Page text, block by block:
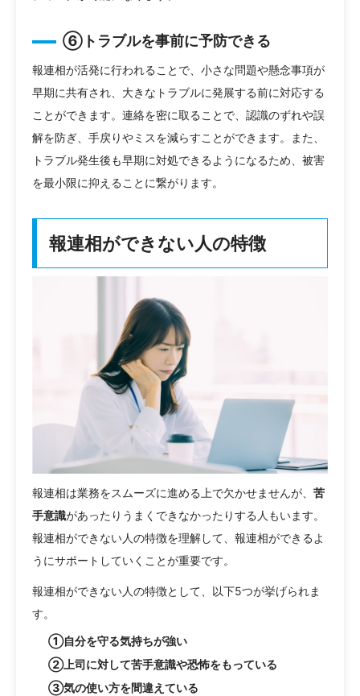
⑥トラブルを事前に予防できる
報連相が活発に行われることで、小さな問題や懸念事項が
早期に共有され、大きなトラブルに発展する前に対応する
ことができます。連絡を密に取ることで、認識のずれや誤
解を防ぎ、手戻りやミスを減らすことができます。また、
トラブル発生後も早期に対処できるようになるため、被害
を最小限に抑えることに繋がります。
報連相ができない人の特徴
報連相は業務をスムーズに進める上で欠かせませんが、 苦
手意識があったりうまくできなかったりする人もいます。
報連相ができない人の特徴を理解して、報連相ができるよ
うにサポートしていくことが重要です。
報連相ができない人の特徴として、以下5つが挙げられま
す。
①自分を守る気持ちが強い
②上司に対して苦手意識や恐怖をもっている
③気の使い方を間違えている